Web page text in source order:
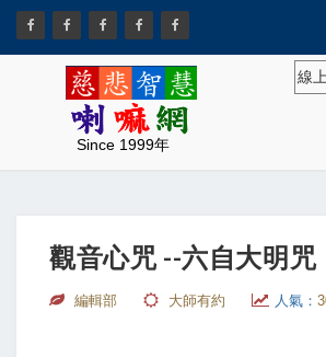
Since 1999年
線
觀音心咒 --六自大明咒
編輯部 大師有約 人氣：